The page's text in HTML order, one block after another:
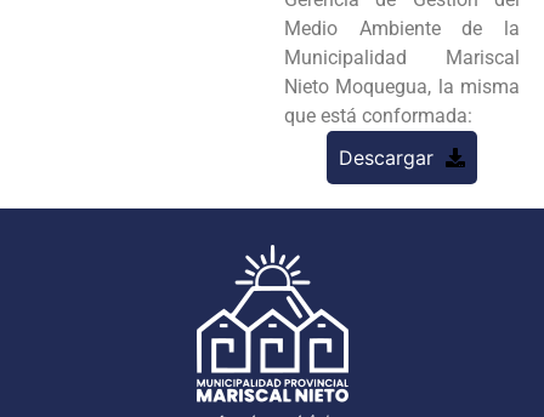
Medio Ambiente de la
Municipalidad Mariscal
Nieto Moquegua, la misma
que está conformada:
Descargar